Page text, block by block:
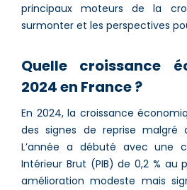
principaux moteurs de la
surmonter et les perspectives
Quelle croissance
2024 en France ?
En 2024, la croissance
des signes de reprise malgré
L’année a débuté avec une
Intérieur Brut (PIB) de 0,2 % au
amélioration modeste mais